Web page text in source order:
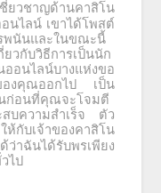
ชี่ยวชาญด้านคาสิโน
อนไลน์ เขาได้โพสต์
พนันและในขณะนี้
วกับวิธีการเป็นนัก
ออนไลน์บางแห่งขอ
องคุณออกไป
เป็น
นก่อนที่คุณจะโจมตี
บความสำเร็จ
ตัว
ให้กับเจ้าของคาสิโน
ด้ว่าฉันได้รับพรเพียง
ไป